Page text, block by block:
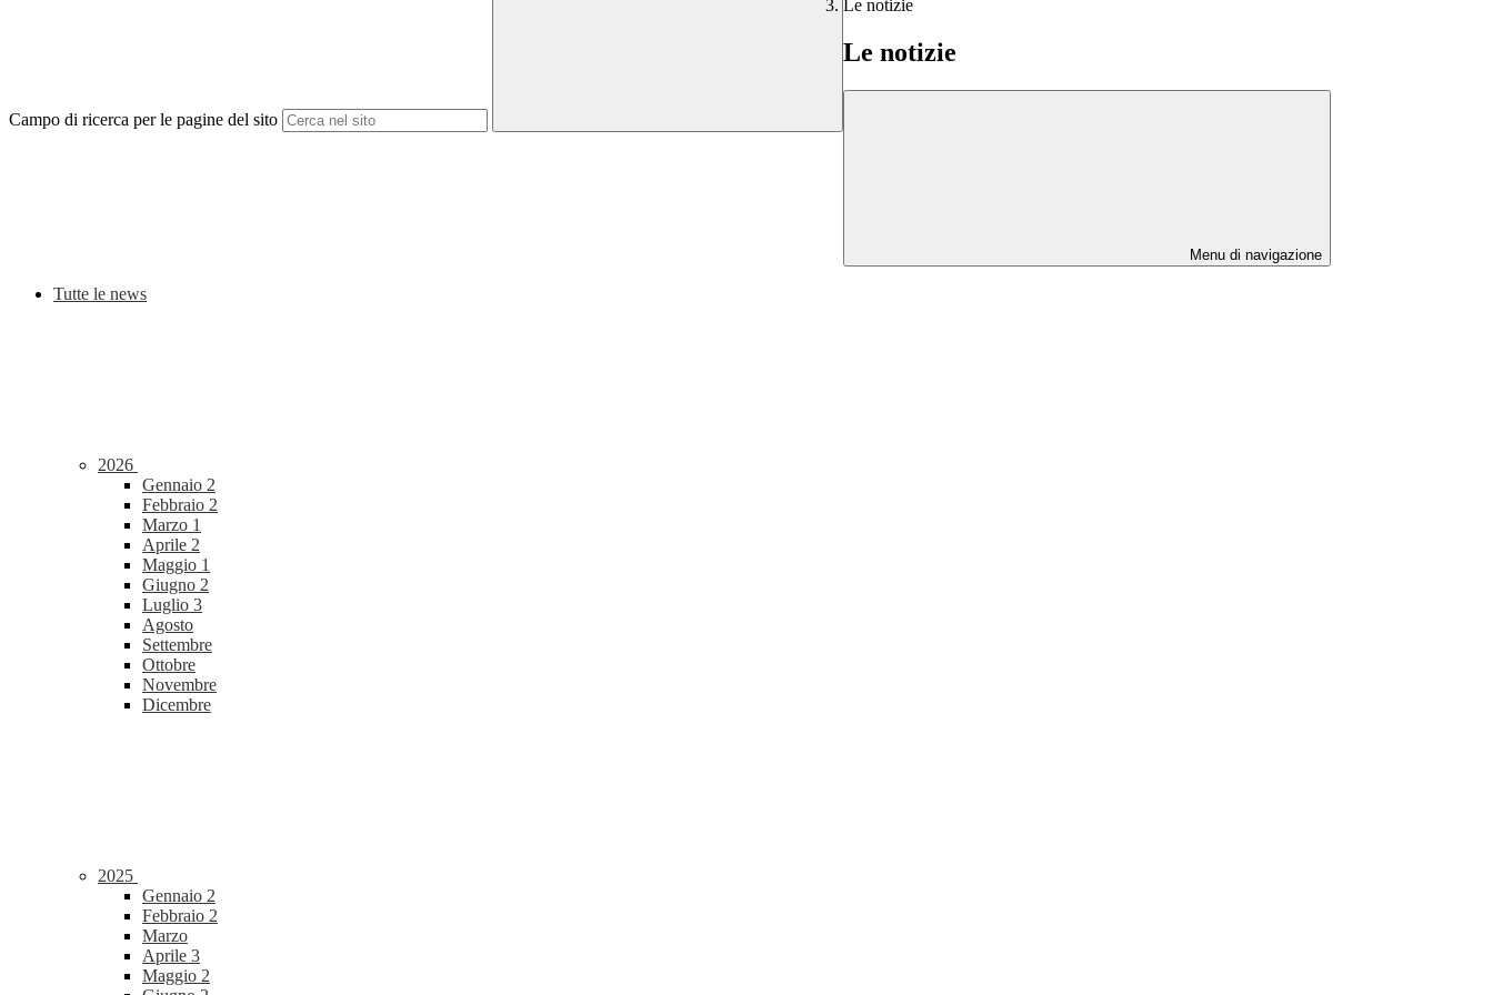
Campo di ricerca per le pagine del sito
Le notizie
Le notizie
Menu di navigazione
Tutte le news
2026
Gennaio 2
Febbraio 2
Marzo 1
Aprile 2
Maggio 1
Giugno 2
Luglio 3
Agosto
Settembre
Ottobre
Novembre
Dicembre
2025
Gennaio 2
Febbraio 2
Marzo
Aprile 3
Maggio 2